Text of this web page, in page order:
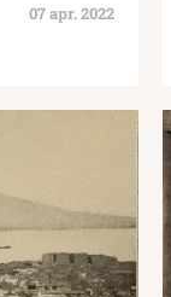
07 apr. 2022